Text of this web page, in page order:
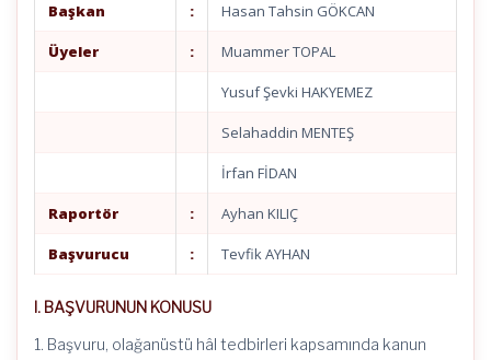
Başkan : Hasan Tahsin GÖKCAN
Üyeler : Muammer TOPAL
Yusuf Şevki HAKYEMEZ
Selahaddin MENTEŞ
İrfan FİDAN
Raportör : Ayhan KILIÇ
Başvurucu : Tevfik AYHAN
I. BAŞVURUNUN KONUSU
1. Başvuru, olağanüstü hâl tedbirleri kapsamında kanun